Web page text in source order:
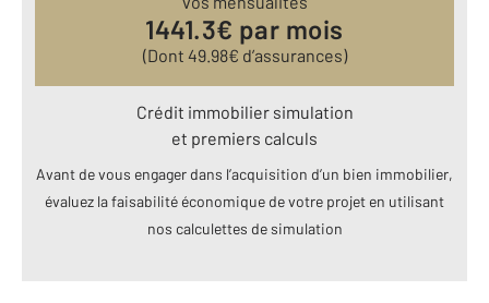
1441.3€ par mois
(Dont 49.98€ d’assurances)
Crédit immobilier simulation
et premiers calculs
Avant de vous engager dans l’acquisition d’un bien immobilier,
évaluez la faisabilité économique de votre projet en utilisant
nos calculettes de simulation